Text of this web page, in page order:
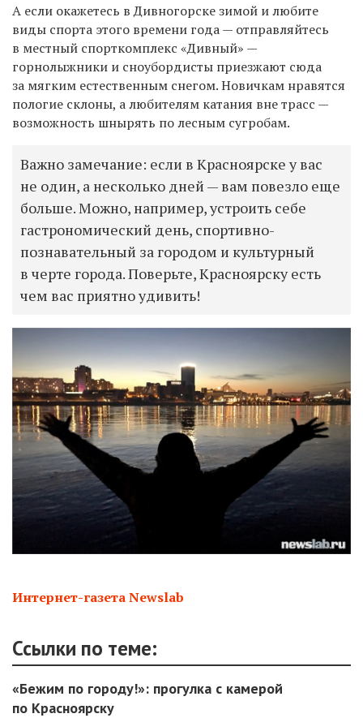
А если окажетесь в Дивногорске зимой и любите
виды спорта этого времени года — отправляйтесь
в местный спорткомплекс «Дивный» —
горнолыжники и сноубордисты приезжают сюда
за мягким естественным снегом. Новичкам нравятся
пологие склоны, а любителям катания вне трасс —
возможность шнырять по лесным сугробам.
Важно замечание: если в Красноярске у вас
не один, а несколько дней — вам повезло еще
больше. Можно, например, устроить себе
гастрономический день, спортивно-
познавательный за городом и культурный
в черте города. Поверьте, Красноярску есть
чем вас приятно удивить!
Интернет-газета Newslab
Ссылки по теме:
«Бежим по городу!»: прогулка с камерой
по Красноярску